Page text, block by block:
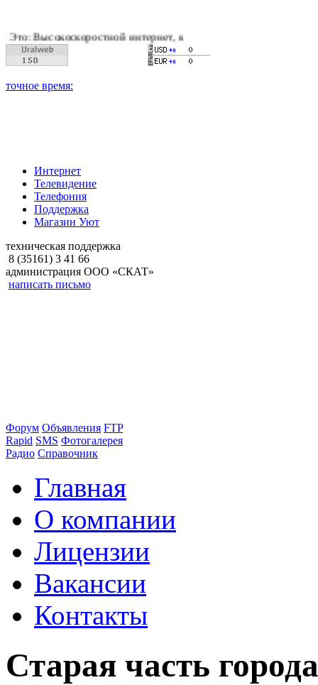
интернет, качественное цифровое и кабельное
Интернет
Телевидение
Телефония
Поддержка
Магазин Уют
техническая поддержка
8 (35161) 3 41 66
администрация ООО «СКАТ»
написать письмо
Форум Объявления FTP
Rapid SMS Фотогалерея
Радио Справочник
Главная
О компании
Лицензии
Вакансии
Контакты
Старая часть